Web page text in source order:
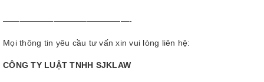
———————————————-
Mọi thông tin yêu cầu tư vấn xin vui lòng liên hệ:
CÔNG TY LUẬT TNHH SJKLAW